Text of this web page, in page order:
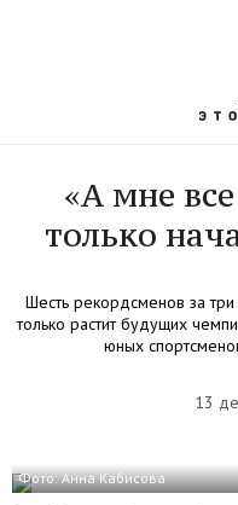
«А мне
только
Шесть рекордсменов за
только растит будущих
юных
13
Фото: Анна Кабисова